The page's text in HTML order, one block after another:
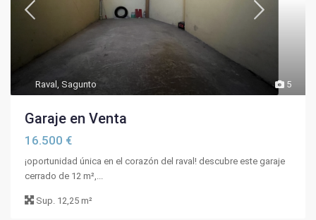
5
Raval,Sagunto
Garaje en Venta
16.500 €
¡oportunidad única en el corazón del raval! descubre este garaje
cerrado de 12 m²,...
Sup. 12,25 m²